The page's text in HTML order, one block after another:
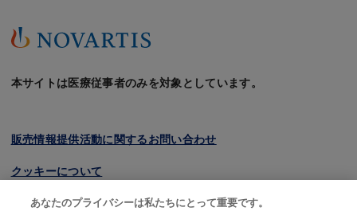
エックスフォージ
製品基本情報（電子添文等） 製品ページトップ
製品基本情報（電子添文等） 製品ページトップ
エンレスト
本サイトは医療従事者のみを対象としています。
販売情報提供活動に関するお問い合わせ
クッキーについて
プライバシーポリシー
あなたのプライバシーは私たちにとって重要です。